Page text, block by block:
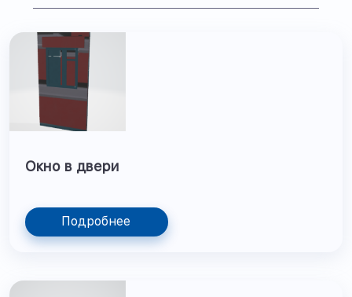
Окно в двери
Подробнее